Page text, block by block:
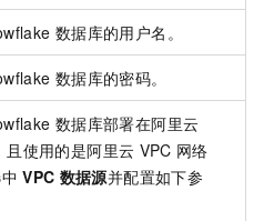
数据库的用户名。
数据库的密码。
数据库部署在阿里云
且使用的是阿里云 VPC 网络
VPC 数据源并配置如下参